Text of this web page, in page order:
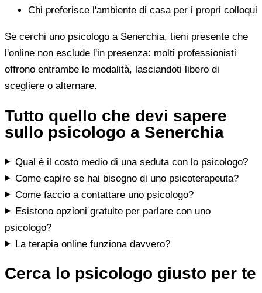
Chi preferisce l'ambiente di casa per i propri colloqui
Se cerchi uno psicologo a Senerchia, tieni presente che
l'online non esclude l'in presenza: molti professionisti
offrono entrambe le modalità, lasciandoti libero di
scegliere o alternare.
Tutto quello che devi sapere
sullo psicologo a Senerchia
Qual è il costo medio di una seduta con lo psicologo?
Come capire se hai bisogno di uno psicoterapeuta?
Come faccio a contattare uno psicologo?
Esistono opzioni gratuite per parlare con uno
psicologo?
La terapia online funziona davvero?
Cerca lo psicologo giusto per te